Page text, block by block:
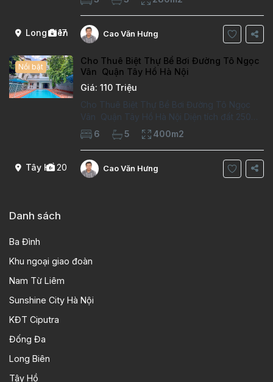
Long Biên
17
trường việt pháp Ngôi nhà được thiết kế theo
kiểu phát cổ,trong khu dân
Cao Văn Hưng
Tây Hồ20
Nổi bật
Cho Thuê Biệt Thự Bể Bơi Đường Tô Ngọc
Vân Quận Tây Hồ Hà Nội
Giá: 110 Triệu
Cho Thuê Biệt Thự Bể Bơi Đường Tô Ngọc
Vân Quận Tây Hồ Hà Nội Diện tích đất 250m2
Diện tích xây dựng 100m2 Xây 4 tầng, 6
phòng ngủ 5 phòng tắm Tầng 1, , phòng
khách , phòng bếp-1wc Tầng 2, 2 phòng
6 5 400m2
Cao Văn Hưng
Danh sách
Ba Đình
Khu ngoại giao đoàn
Nam Từ Liêm
Sunshine City Hà Nội
KĐT Ciputra
Đống Đa
Long Biên
Tây Hồ